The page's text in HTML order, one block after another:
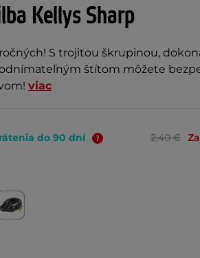
Kellys Sharp
S trojitou škrupinou,
štítom môžete
viac
do 90 dní 2,40 €